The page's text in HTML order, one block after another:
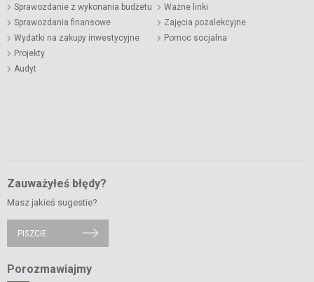
Sprawozdanie z wykonania budżetu
Sprawozdania finansowe
Wydatki na zakupy inwestycyjne
Projekty
Audyt
Ważne linki
Zajęcia pozalekcyjne
Pomoc socjalna
Zauważyłeś błędy?
Masz jakieś sugestie?
PISZCIE
Porozmawiajmy